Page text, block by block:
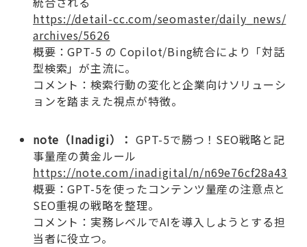
https://detail-cc.com/seomaster/daily_news/
archives/5626
概要：GPT-5 の Copilot/Bing統合により「対話
型検索」が主流に。
コメント：検索行動の変化と企業向けソリューシ
ョンを踏まえた視点が特徴。
note（Inadigi）： GPT-5で勝つ！SEO戦略と記
事量産の黄金ルール
https://note.com/inadigital/n/n69e76cf28a43
概要：GPT-5を使ったコンテンツ量産の注意点と
SEO重視の戦略を整理。
コメント：実務レベルでAIを導入しようとする担
当者に役立つ。